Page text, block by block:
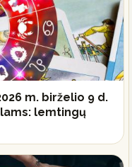
m. birželio 9 d.
lemtingų